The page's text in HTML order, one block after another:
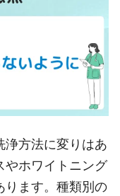
浄方法に変りはあ
やホワイトニング
ります。種類別の